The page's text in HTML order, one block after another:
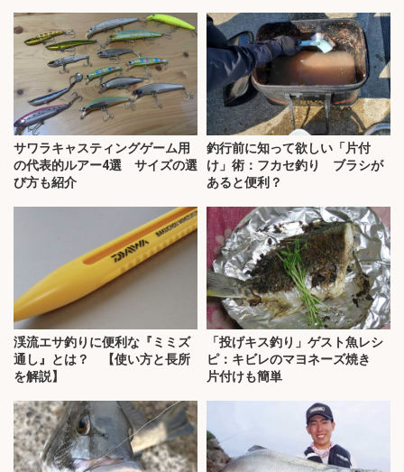
サワラキャスティングゲーム用
の代表的ルアー4選 サイズの選
び方も紹介
釣行前に知って欲しい「片付
け」術：フカセ釣り ブラシが
あると便利？
渓流エサ釣りに便利な『ミミズ
通し』とは？ 【使い方と長所
を解説】
「投げキス釣り」ゲスト魚レシ
ピ：キビレのマヨネーズ焼き
片付けも簡単